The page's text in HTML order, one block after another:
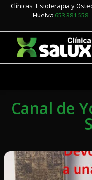
Clínicas Fisioterapia y
Huelva 653 381 558
Canal de